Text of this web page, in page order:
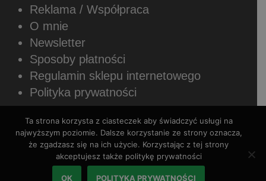
Reklama / Współpraca
O mnie
Newsletter
Sposoby płatności
Regulamin sklepu internetowego
Polityka prywatności
Copyright © 2026 Rozszerzaniediety.pl.
Wszystkie prawa zastrzeżone.
Ta strona korzysta z ciasteczek aby świadczyć usługi na
najwyższym poziomie. Dalsze korzystanie ze strony oznacza,
że zgadzasz się na ich użycie. Korzystając z tej strony
akceptujesz także politykę prywatności
OK POLITYKA PRYWATNOŚCI